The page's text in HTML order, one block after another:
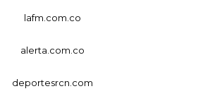
lafm.com.co
alerta.com.co
deportesrcn.com